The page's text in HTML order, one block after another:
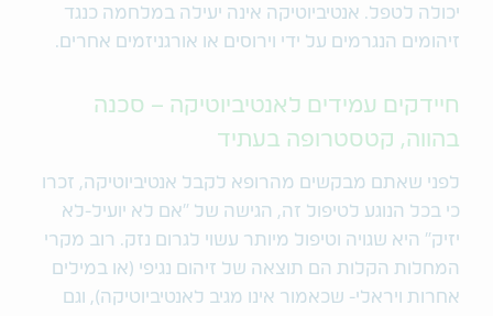
יכולה לטפל. אנטיביוטיקה אינה יעילה במלחמה כנגד
זיהומים הנגרמים על ידי וירוסים או אורגניזמים אחרים.
חיידקים עמידים לאנטיביוטיקה – סכנה
בהווה, קטסטרופה בעתיד
לפני שאתם מבקשים מהרופא לקבל אנטיביוטיקה, זכרו
כי בכל הנוגע לטיפול זה, הגישה של "אם לא יועיל-לא
יזיק" היא שגויה וטיפול מיותר עשוי לגרום נזק. רוב מקרי
המחלות הקלות הם תוצאה של זיהום נגיפי (או במילים
אחרות ויראלי- שכאמור אינו מגיב לאנטיביוטיקה), וגם